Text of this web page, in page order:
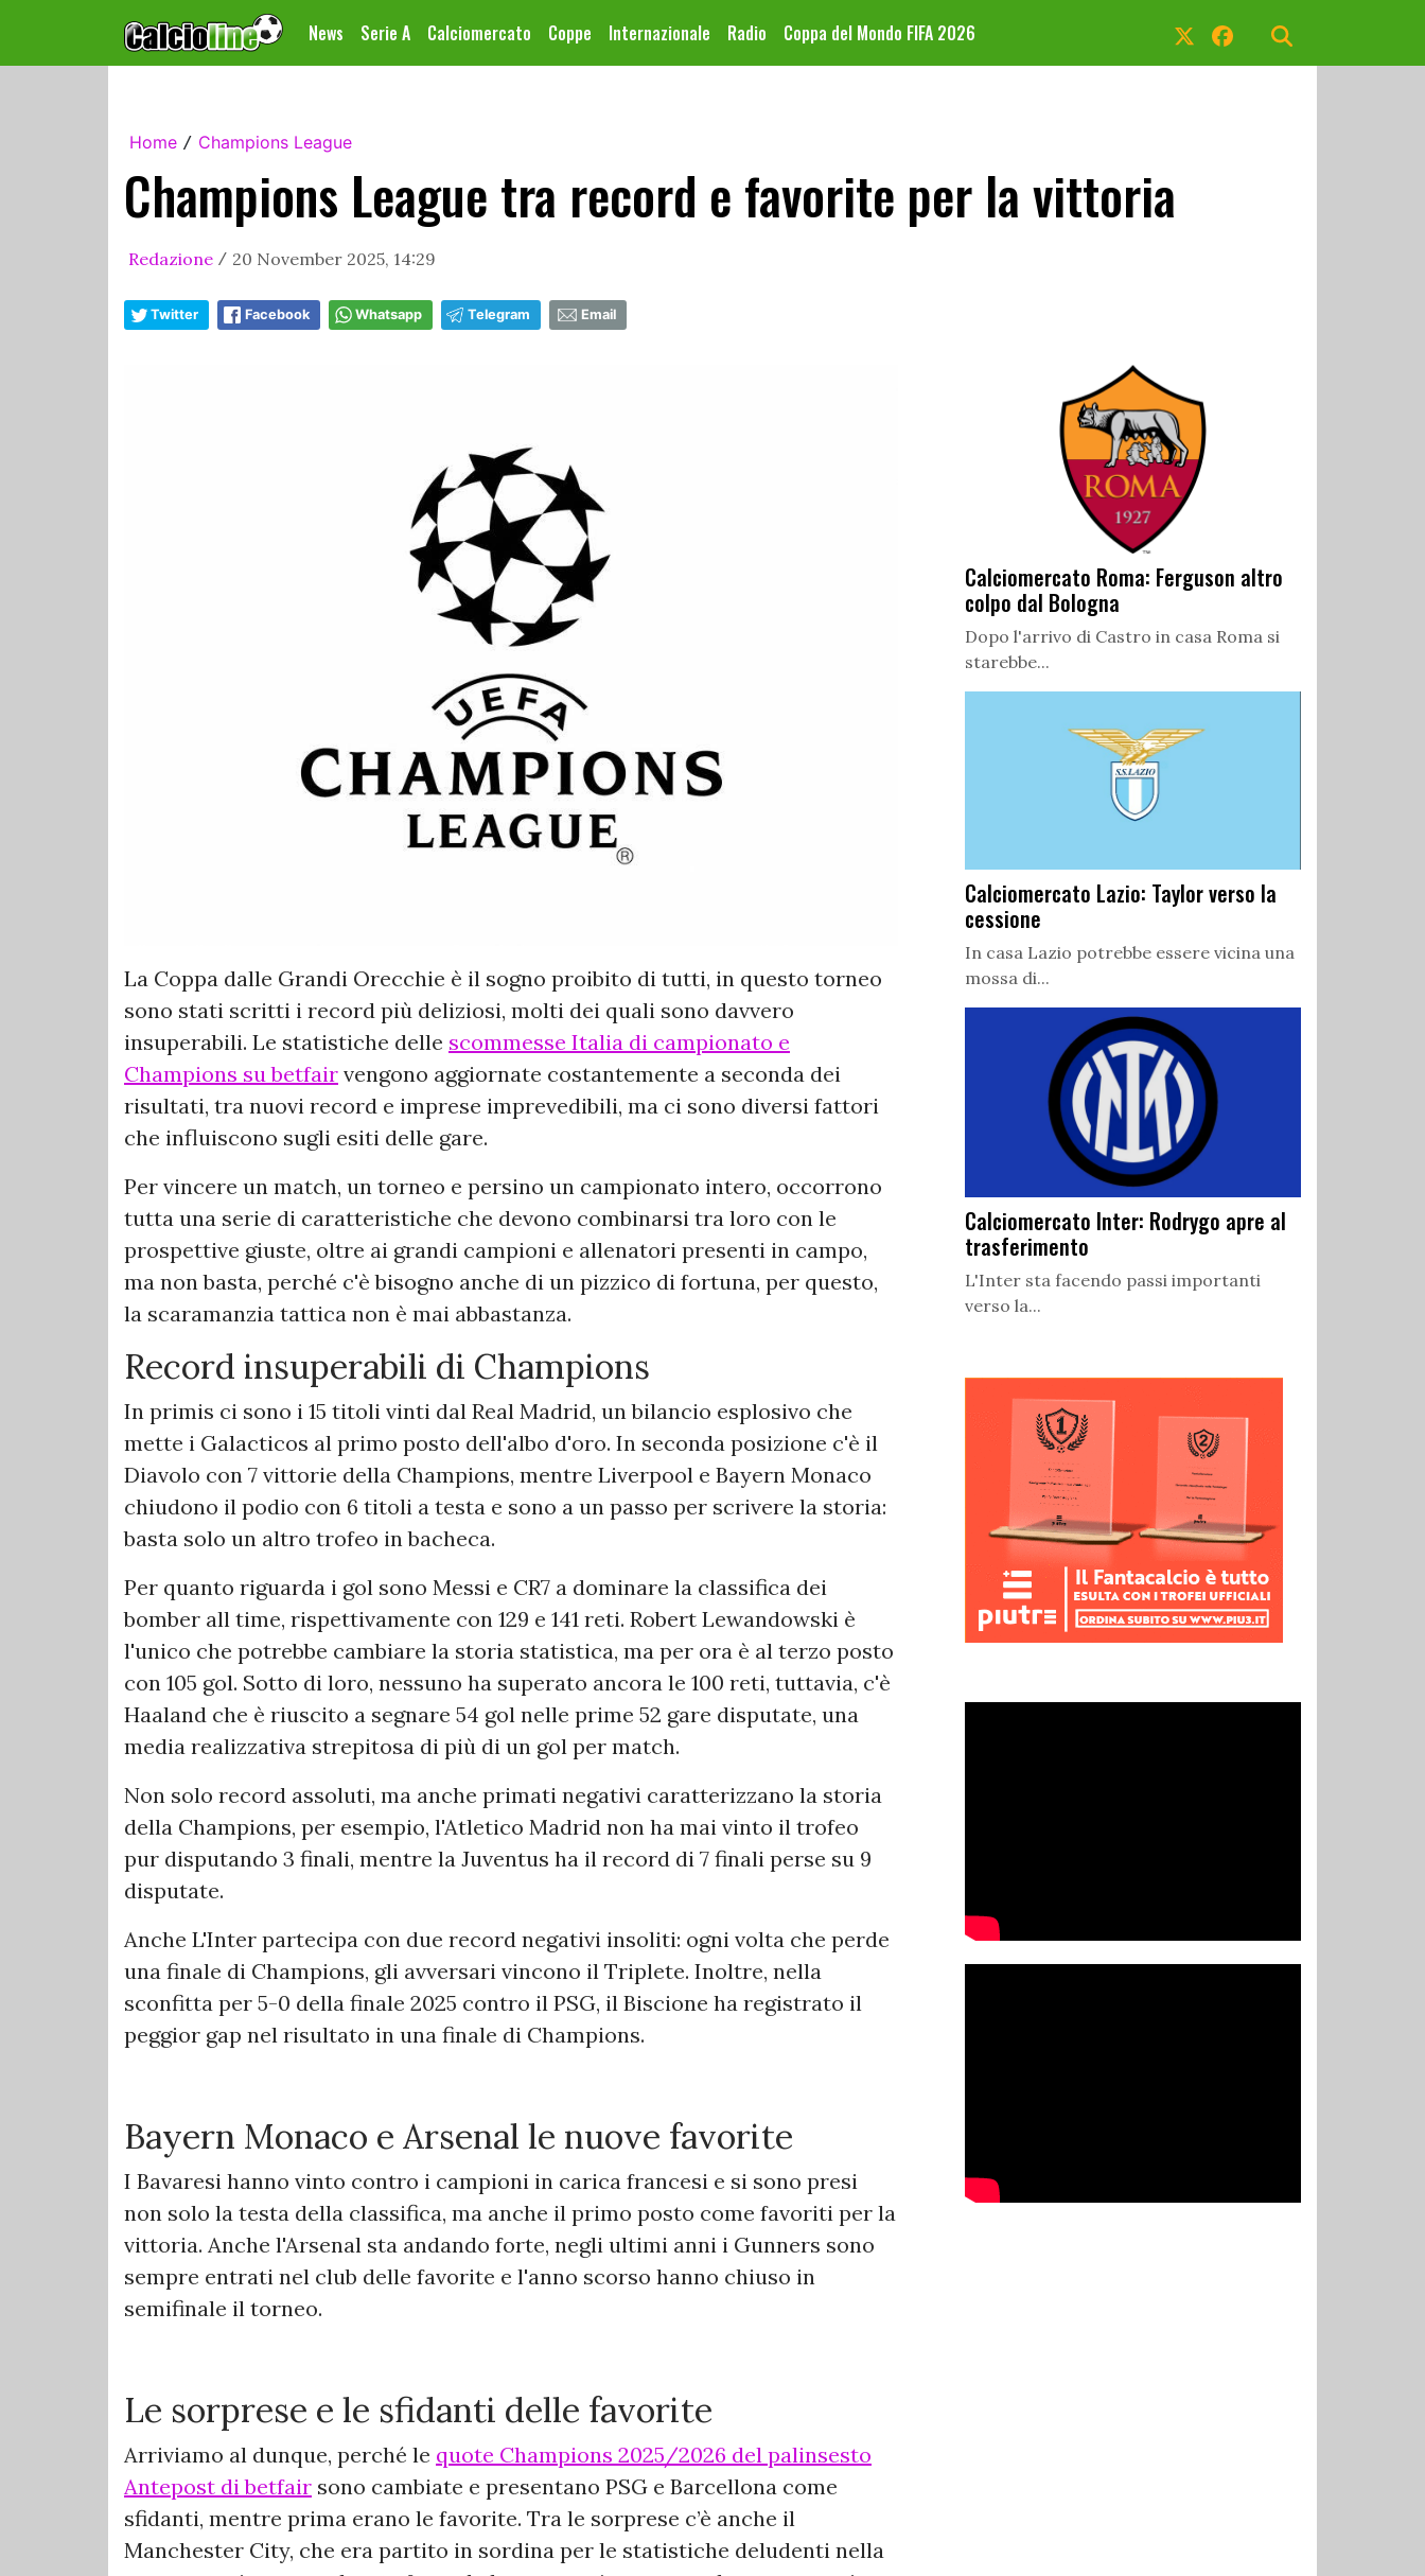
News Serie A Calciomercato Coppe Internazionale Radio Coppa del Mondo FIFA 2026
Home / Champions League
Champions League tra record e favorite per la vittoria
Redazione / 20 November 2025, 14:29
Twitter Facebook Whatsapp Telegram Email
La Coppa dalle Grandi Orecchie è il sogno proibito di tutti, in questo torneo
sono stati scritti i record più deliziosi, molti dei quali sono davvero
insuperabili. Le statistiche delle scommesse Italia di campionato e
Champions su betfair vengono aggiornate costantemente a seconda dei
risultati, tra nuovi record e imprese imprevedibili, ma ci sono diversi fattori
che influiscono sugli esiti delle gare.
Per vincere un match, un torneo e persino un campionato intero, occorrono
tutta una serie di caratteristiche che devono combinarsi tra loro con le
prospettive giuste, oltre ai grandi campioni e allenatori presenti in campo,
ma non basta, perché c'è bisogno anche di un pizzico di fortuna, per questo,
la scaramanzia tattica non è mai abbastanza.
Record insuperabili di Champions
In primis ci sono i 15 titoli vinti dal Real Madrid, un bilancio esplosivo che
mette i Galacticos al primo posto dell'albo d'oro. In seconda posizione c'è il
Diavolo con 7 vittorie della Champions, mentre Liverpool e Bayern Monaco
chiudono il podio con 6 titoli a testa e sono a un passo per scrivere la storia:
basta solo un altro trofeo in bacheca.
Per quanto riguarda i gol sono Messi e CR7 a dominare la classifica dei
bomber all time, rispettivamente con 129 e 141 reti. Robert Lewandowski è
l'unico che potrebbe cambiare la storia statistica, ma per ora è al terzo posto
con 105 gol. Sotto di loro, nessuno ha superato ancora le 100 reti, tuttavia, c'è
Haaland che è riuscito a segnare 54 gol nelle prime 52 gare disputate, una
media realizzativa strepitosa di più di un gol per match.
Non solo record assoluti, ma anche primati negativi caratterizzano la storia
della Champions, per esempio, l'Atletico Madrid non ha mai vinto il trofeo
pur disputando 3 finali, mentre la Juventus ha il record di 7 finali perse su 9
disputate.
Anche L'Inter partecipa con due record negativi insoliti: ogni volta che perde
una finale di Champions, gli avversari vincono il Triplete. Inoltre, nella
sconfitta per 5-0 della finale 2025 contro il PSG, il Biscione ha registrato il
peggior gap nel risultato in una finale di Champions.
Bayern Monaco e Arsenal le nuove favorite
I Bavaresi hanno vinto contro i campioni in carica francesi e si sono presi
non solo la testa della classifica, ma anche il primo posto come favoriti per la
vittoria. Anche l'Arsenal sta andando forte, negli ultimi anni i Gunners sono
sempre entrati nel club delle favorite e l'anno scorso hanno chiuso in
semifinale il torneo.
Le sorprese e le sfidanti delle favorite
Arriviamo al dunque, perché le quote Champions 2025/2026 del palinsesto
Antepost di betfair sono cambiate e presentano PSG e Barcellona come
sfidanti, mentre prima erano le favorite. Tra le sorprese c’è anche il
Manchester City, che era partito in sordina per le statistiche deludenti nella
Calciomercato Roma: Ferguson altro
colpo dal Bologna
Dopo l'arrivo di Castro in casa Roma si
starebbe...
Calciomercato Lazio: Taylor verso la
cessione
In casa Lazio potrebbe essere vicina una
mossa di...
Calciomercato Inter: Rodrygo apre al
trasferimento
L'Inter sta facendo passi importanti
verso la...